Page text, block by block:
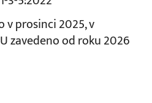
v prosinci 2025, v
zavedeno od roku 2026